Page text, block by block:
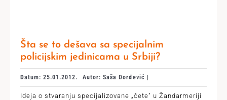
Šta se to dešava sa specijalnim
policijskim jedinicama u Srbiji?
Datum: 25.01.2012. Autor: Saša Đorđević |
Ideja o stvaranju specijalizovane „čete" u Žandarmeriji